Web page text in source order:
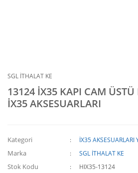
SGL İTHALAT KE
13124 İX35 KAPI CAM
İX35 AKSESUARLARI
Kategori İX35 AKSESUARLARI
Marka SGL İTHALAT KE
Stok Kodu HIX35-13124